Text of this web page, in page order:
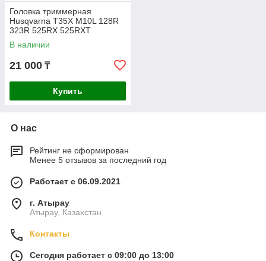
Головка триммерная
Husqvarna T35X M10L 128R
323R 525RX 525RXT
5784465-01
В наличии
21 000 ₸
Купить
О нас
Рейтинг не сформирован
Менее 5 отзывов за последний год
Работает с 06.09.2021
г. Атырау
Атырау, Казахстан
Контакты
Сегодня работает с 09:00 до 13:00